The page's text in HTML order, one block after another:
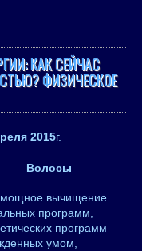
КАК СЕЙЧАС
ФИЗИЧЕСКОЕ
2015г.
Волосы
вычищение
программ,
программ
умом,